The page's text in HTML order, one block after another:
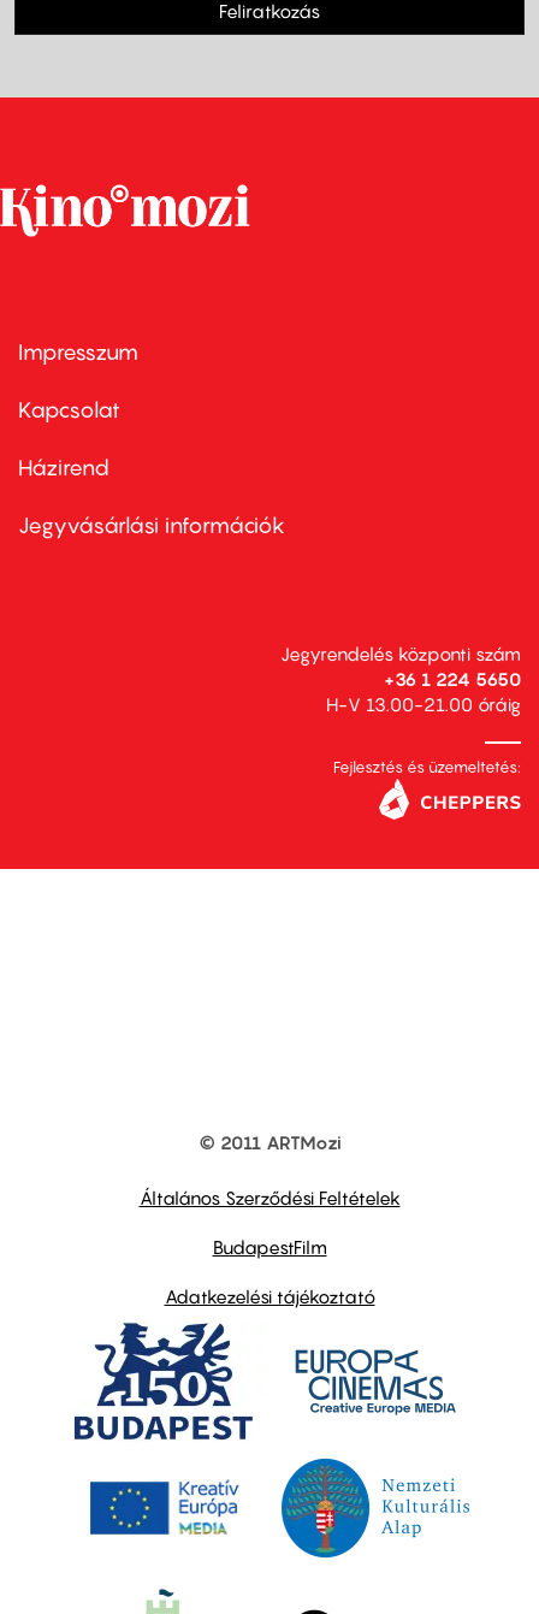
Feliratkozás
Footer
first
Impresszum
Kapcsolat
Footer
second
Házirend
Jegyvásárlási információk
Jegyrendelés központi szám
+36 1 224 5650
H-V 13.00-21.00 óráig
Fejlesztés és üzemeltetés:
© 2011 ARTMozi
Általános Szerződési Feltételek
BudapestFilm
Adatkezelési tájékoztató